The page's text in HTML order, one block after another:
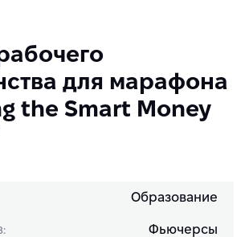
для марафона
the Smart Money
Образование
Фьючерсы